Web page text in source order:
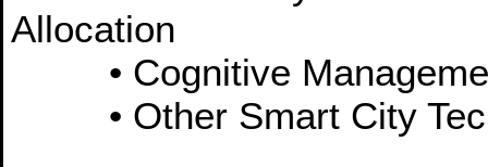
Allocation
• Cognitive
• Other Smart City